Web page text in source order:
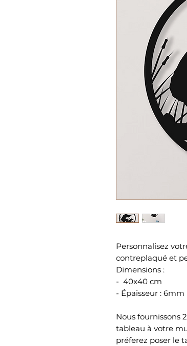
Personnalisez
contreplaqué et
Dimensions :
- 40x40 cm
- Épaisseur : 6mm
Nous fournissons
tableau à votre
préferez poser le